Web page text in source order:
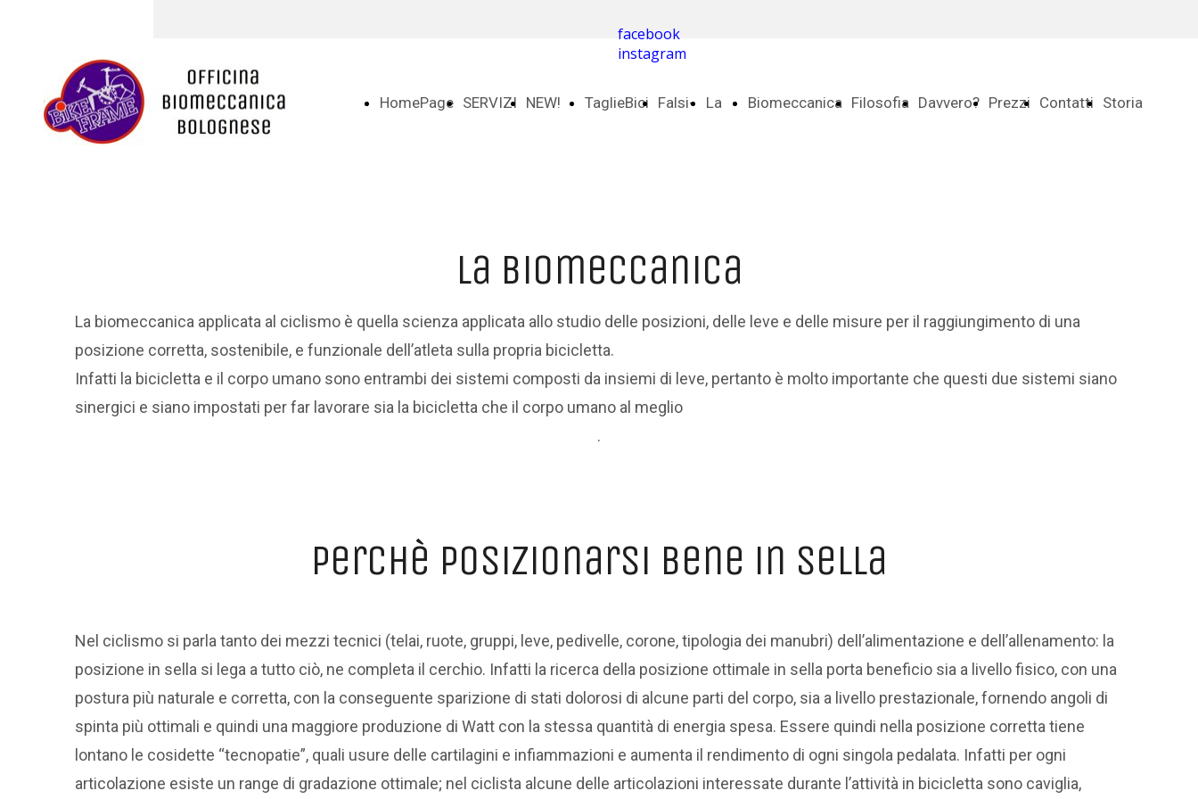
facebook
instagram
HomePage SERVIZI NEW! TaglieBici Falsi- La Biomeccanica Filosofia Davvero? Prezzi Contatti Storia
la biomeccanica
La biomeccanica applicata al ciclismo è quella scienza applicata allo studio delle posizioni, delle leve e delle misure per il raggiungimento di una
posizione corretta, sostenibile, e funzionale dell’atleta sulla propria bicicletta.
Infatti la bicicletta e il corpo umano sono entrambi dei sistemi composti da insiemi di leve, pertanto è molto importante che questi due sistemi siano
sinergici e siano impostati per far lavorare sia la bicicletta che il corpo umano al meglio
.
perchè posizionarsi bene in sella
Nel ciclismo si parla tanto dei mezzi tecnici (telai, ruote, gruppi, leve, pedivelle, corone, tipologia dei manubri) dell’alimentazione e dell’allenamento: la
posizione in sella si lega a tutto ciò, ne completa il cerchio. Infatti la ricerca della posizione ottimale in sella porta beneficio sia a livello fisico, con una
postura più naturale e corretta, con la conseguente sparizione di stati dolorosi di alcune parti del corpo, sia a livello prestazionale, fornendo angoli di
spinta più ottimali e quindi una maggiore produzione di Watt con la stessa quantità di energia spesa. Essere quindi nella posizione corretta tiene
lontano le cosidette “tecnopatie”, quali usure delle cartilagini e infiammazioni e aumenta il rendimento di ogni singola pedalata. Infatti per ogni
articolazione esiste un range di gradazione ottimale; nel ciclista alcune delle articolazioni interessate durante l’attività in bicicletta sono caviglia,